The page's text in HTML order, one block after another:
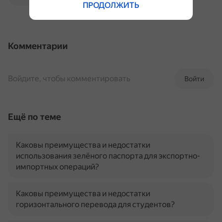
Комментарии
Войти
Войдите, чтобы комментировать
Ещё по теме
Каковы преимущества и недостатки
использования зелёного паспорта для экспортно-
импортных операций?
Каковы преимущества и недостатки
горизонтального перевода для студентов?
ПРОДОЛЖИТЬ